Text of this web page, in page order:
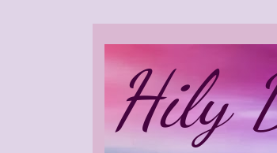
Hily